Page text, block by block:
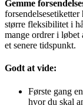
Gemme
større fleksibilitet i
mange ordrer i løbet
et senere tidspunkt.
Godt at vide:
Første gang
hvor du skal